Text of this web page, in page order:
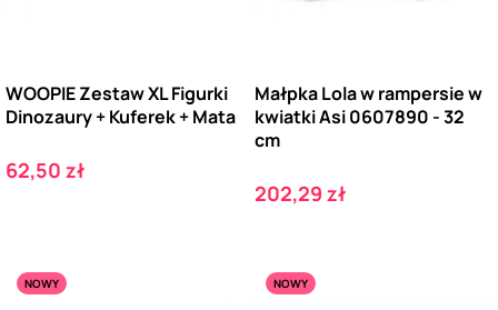
WOOPIE Zestaw XL Figurki
Dinozaury + Kuferek + Mata
Cena
62,50 zł
Małpka Lola w rampersie w
kwiatki Asi 0607890 - 32
cm
Cena
202,29 zł
NOWY NOWY